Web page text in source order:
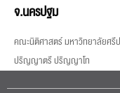
จ.นครปฐม
คณะนิติศาสตร์ มหาวิทยาลัยศรี
ปริญญาตรี ปริญญาโท